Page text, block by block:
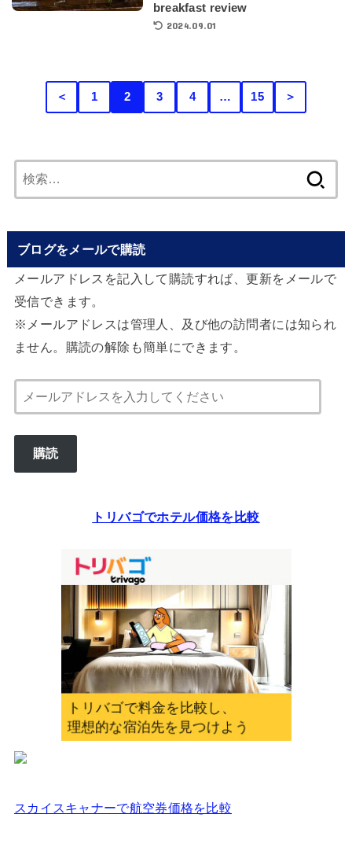
breakfast review
2024.09.01
＜ 1 2 3 4 … 15 ＞
索:
ブログをメールで購読
メールアドレスを記入して購読すれば、更新をメールで
受信できます。
※メールアドレスは管理人、及び他の訪問者には知られ
ません。購読の解除も簡単にできます。
ー
ル
購読
トリバゴでホテル価格を比較
スカイスキャナーで航空券価格を比較